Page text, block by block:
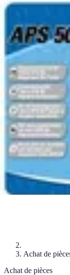
Pièces Détachées
Pièces Détachées
DiagnosticsGuide
Pièces
Achat de
Achat de pièces